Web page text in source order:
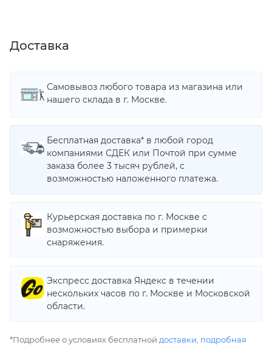
Доставка
Самовывоз любого товара из магазина или
нашего склада в г. Москве.
Бесплатная доставка* в любой город
компаниями СДЕК или Почтой при сумме
заказа более 3 тысяч рублей, с
возможностью наложенного платежа.
Курьерская доставка по г. Москве с
возможностью выбора и примерки
снаряжения.
Экспресс доставка Яндекс в течении
нескольких часов по г. Москве и Московской
области.
*Подробнее о условиях бесплатной доставки подробная